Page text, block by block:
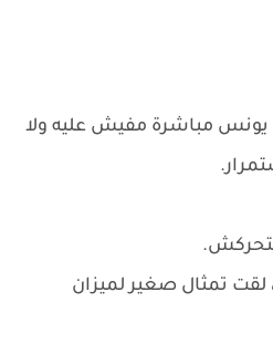
يونس مباشرة مفيش عليه ولا
تمثال صغير لميزان